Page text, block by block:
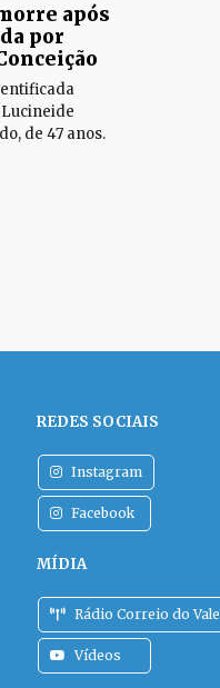
após
por
de 47 anos.
REDES SOCIAIS
Instagram
Facebook
MÍDIA
Rádio Correio do Vale
Vídeos